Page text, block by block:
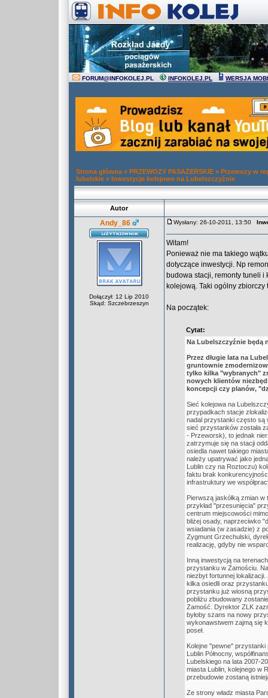
FORUM@INFOKOLEJ.PL INFOKOLEJ.PL WERSJA
Strona główna » PRZEWOZY PASAŻERSKIE » Przewozy w
lubelskie » Inwestycje kolejowe na Lubelszczyźnie
Autor
Andy_86
Dołączył: 12 Lip 2010
Skąd: Szczebrzeszyn
Wysłany: 26-10-2011, 13:50
Witam!
Ponieważ nie ma takiego
dotyczące inwestycji. Np
budowa stacji, remonty tuneli i
kolejową. Taki ogólny
Na początek:
Cytat:
Na Lubelszczyźnie będą
Przez długie lata na
gruntownie
tylko kilka "wybranych"
nowych klientów
koncepcji czy planów,
Sieć kolejowa na
przypadkach stacje
nadal przystanki często są
sieć przystanków została
- Przeworsk), to jednak
zatrzymuje się na stacji
osiedla nawet takiego
należy upatrywać jako
Lublin czy na Roztoczu)
faktu brak
infrastruktury we
Pierwszą jaskółką zmian
przykład "przesunięcia"
centrum miejscowości
bliżej osady, naprzeciwko
wsiadania (w zasadzie) z
Zygmunt Grzechulski,
realizację, gdyby nie
Inną inwestycją na
przystanku w Zamościu.
niezbyt fortunnej
kilka osiedli oraz
przystanku już wiosną
pobliżu zbudowany
Zamość. Dyrektor ZLK
byłoby szans na nowy
wykonawstwem zajmą się
poseł.
Kolejne "pewne"
Lublin Północny,
Lubelskiego na lata 2007-
miasta Lublin, kolejnego w
przebudowie zostaną
Ze strony władz miasta